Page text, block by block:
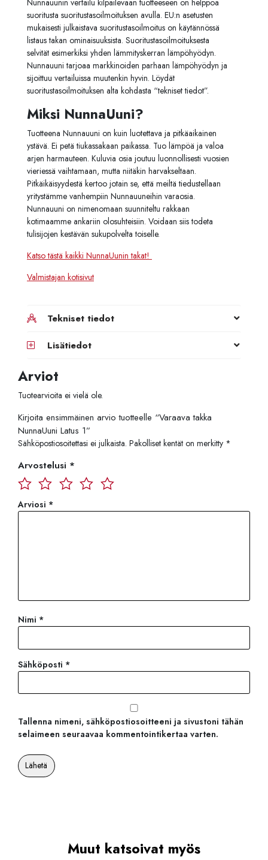
Nunnauunin vertailu kilpailevaan tuotteeseen on helppoa
suoritusta suoritustasoilmoituksen avulla. EU:n asetusten
mukaisesti julkaistava suoritustasoilmoitus on käytännössä
listaus takan ominaisuuksista. Suoritustasoilmoituksesta
selvität esimerkiksi yhden lämmityskerran lämpöhyödyn.
Nunnauuni tarjoaa markkinoiden parhaan lämpöhyödyn ja
sijoittuu vertailuissa muutenkin hyvin. Löydät
suoritustasoilmoituksen alta kohdasta “tekniset tiedot”.
Miksi NunnaUuni?
Tuotteena Nunnauuni on kuin luotettava ja pitkäaikainen
ystävä. Ei petä tiukassakaan paikassa. Tuo lämpöä ja valoa
arjen harmauteen. Kuluvia osia joutuu luonnollisesti vuosien
vieriessä vaihtamaan, mutta niitäkin harvakseltaan.
Pitkäikäisyydestä kertoo jotain se, että meiltä tiedustellaan
yritystämme vanhempiin Nunnauuneihin varaosia.
Nunnauuni on nimenomaan suunniteltu rakkaan
kotimaamme ankariin olosuhteisiin. Voidaan siis todeta
tulisijojen kestävän sukupolvelta toiselle.
Katso tästä kaikki NunnaUunin takat!
Valmistajan kotisivut
Tekniset tiedot
Lisätiedot
Arviot
Tuotearvioita ei vielä ole.
Kirjoita ensimmäinen arvio tuotteelle “Varaava takka
NunnaUuni Latus 1”
Sähköpostiosoitettasi ei julkaista. Pakolliset kentät on merkitty *
Arvostelusi *
Arviosi *
Nimi *
Sähköposti *
Tallenna nimeni, sähköpostiosoitteeni ja sivustoni tähän
selaimeen seuraavaa kommentointikertaa varten.
Muut katsoivat myös